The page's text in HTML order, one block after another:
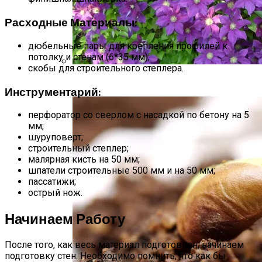
Расходные Материалы:
дюбельные пары для крепления профилей к
потолку и стенам (6*35 мм);
скобы для строительного степлера.
Инструментарий:
перфоратор со сверлом с насадкой по бетону на 5
мм;
шуруповерт;
строительный степлер;
малярная кисть на 50 мм;
шпатели строительные 500 мм и на 50 мм;
пассатижи;
острый нож.
Начинаем Работу
После того, как весь материал подготовлен, начинаем
подготовку стен. Необходимо помнить, что как бы